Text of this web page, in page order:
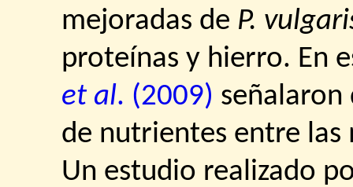
mejoradas de P.
proteínas y hierro. En
et al. (2009) señalaron
de nutrientes entre las
Un estudio realizado